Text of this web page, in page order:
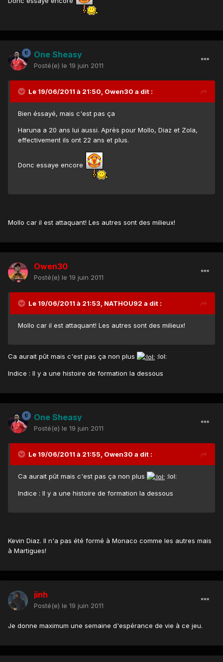
One Sheasy
Posté(e) le 19 juin 2011
Le 19/06/2011 à 21:50, Owen30 a dit :
Bien éssayé, mais c'est pas ça
Haruna a 20 ans lui aussi. Après pour Mollo, Diaz et Zola,
effectivement ils ont 22 ans et plus.
Donc essaye encore
Mollo car il est attaquant! Les autres sont des milieux!
Owen30
Posté(e) le 19 juin 2011
Le 19/06/2011 à 21:53, NATHOU92 a dit :
Mollo car il est attaquant! Les autres sont des milieux!
Ca aurait pût mais c'est pas ça non plus :lol:
Indice : Il y a une histoire de formation la dessous
One Sheasy
Posté(e) le 19 juin 2011
Le 19/06/2011 à 21:55, Owen30 a dit :
Ca aurait pût mais c'est pas ça non plus :lol:
Indice : Il y a une histoire de formation la dessous
Kevin Diaz. Il n'a pas été formé à Monaco comme les autres mais
à Martigues!
jinh
Posté(e) le 19 juin 2011
Je donne maximum une semaine d'espérance de vie à ce jeu.